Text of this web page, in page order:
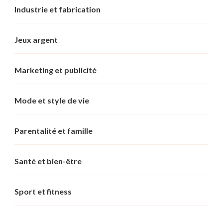
Industrie et fabrication
Jeux argent
Marketing et publicité
Mode et style de vie
Parentalité et famille
Santé et bien-être
Sport et fitness